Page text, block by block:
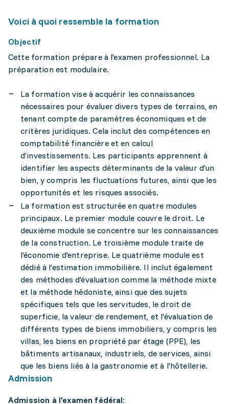
Voici à quoi ressemble la formation
Objectif
Cette formation prépare à l'examen professionnel. La
préparation est modulaire.
La formation vise à acquérir les connaissances
nécessaires pour évaluer divers types de terrains, en
tenant compte de paramètres économiques et de
critères juridiques. Cela inclut des compétences en
comptabilité financière et en calcul
d’investissements. Les participants apprennent à
identifier les aspects déterminants de la valeur d’un
bien, y compris les fluctuations futures, ainsi que les
opportunités et les risques associés.
La formation est structurée en quatre modules
principaux. Le premier module couvre le droit. Le
deuxième module se concentre sur les connaissances
de la construction. Le troisième module traite de
l’économie d'entreprise. Le quatrième module est
dédié à l’estimation immobilière. Il inclut également
des méthodes d'évaluation comme la méthode mixte
et la méthode hédoniste, ainsi que des sujets
spécifiques tels que les servitudes, le droit de
superficie, la valeur de rendement, et l'évaluation de
différents types de biens immobiliers, y compris les
villas, les biens en propriété par étage (PPE), les
bâtiments artisanaux, industriels, de services, ainsi
que les biens liés à la gastronomie et à l'hôtellerie.
Admission
Admission à l'examen fédéral: